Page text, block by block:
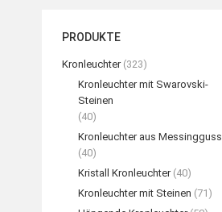
PRODUKTE
Kronleuchter (323)
Kronleuchter mit Swarovski-
Steinen
(40)
Kronleuchter aus Messingguss
(40)
Kristall Kronleuchter (40)
Kronleuchter mit Steinen (71)